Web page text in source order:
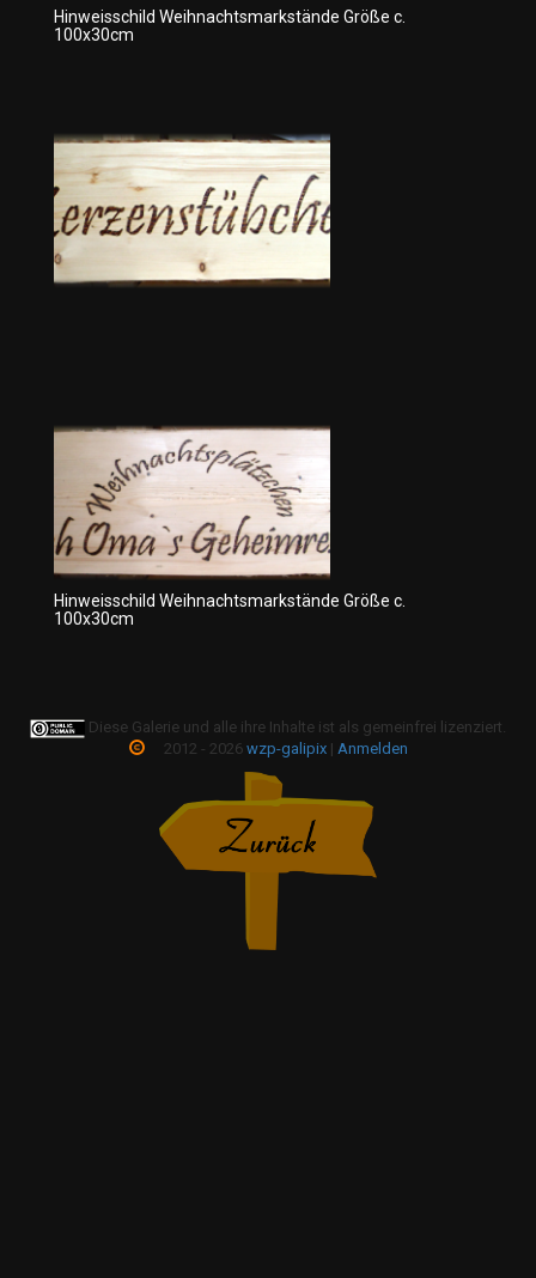
Hinweisschild Weihnachtsmarkstände Größe c.
100x30cm
Hinweisschild Weihnachtsmarkstände Größe c.
100x30cm
Diese Galerie und alle ihre Inhalte ist als gemeinfrei lizenziert.
2012 - 2026 wzp-galipix| Anmelden